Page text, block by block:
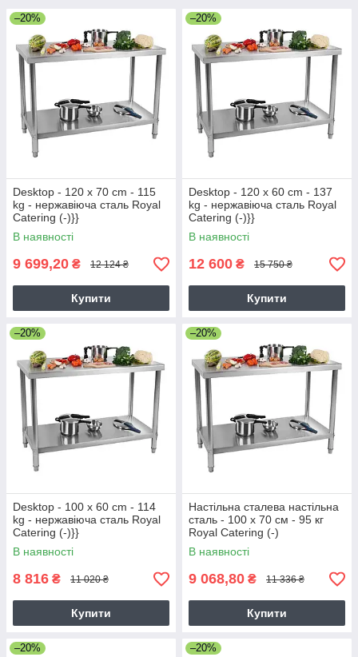
–20%
Desktop - 120 x 70 cm - 115
kg - нержавіюча сталь Royal
Catering (-)}}
В наявності
9 699,20 ₴ 12 124 ₴
Купити
–20%
Desktop - 120 x 60 cm - 137
kg - нержавіюча сталь Royal
Catering (-)}}
В наявності
12 600 ₴ 15 750 ₴
Купити
–20%
Desktop - 100 x 60 cm - 114
kg - нержавіюча сталь Royal
Catering (-)}}
В наявності
8 816 ₴ 11 020 ₴
Купити
–20%
Настільна сталева настільна
сталь - 100 x 70 см - 95 кг
Royal Catering (-)
В наявності
9 068,80 ₴ 11 336 ₴
Купити
–20% –20%